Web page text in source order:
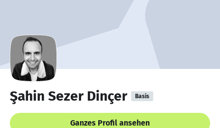
Şahin Sezer Dinçer Basis
Ganzes Profil ansehen